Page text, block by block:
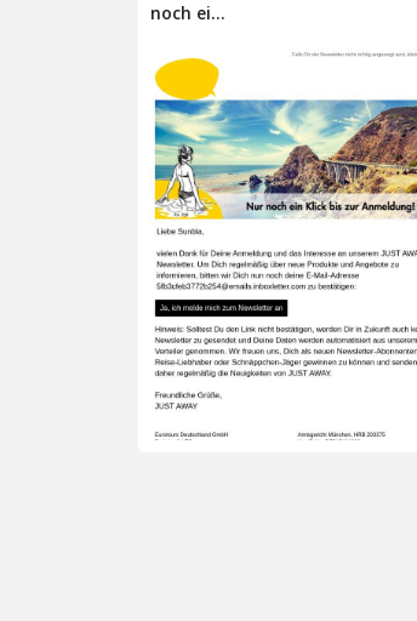
noch ei...